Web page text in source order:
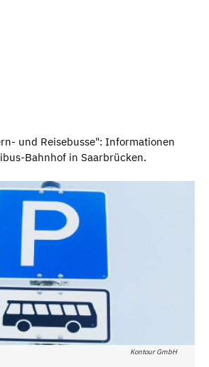
und Reisebusse": Informationen
Bahnhof in Saarbrücken.
Kontour GmbH